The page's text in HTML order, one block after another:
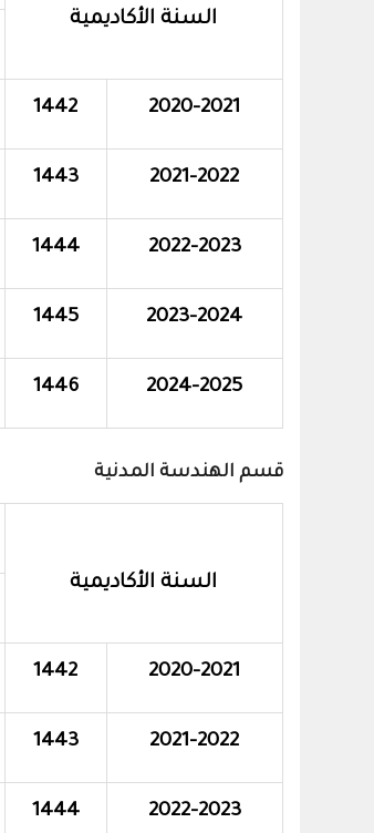
السنة الأكاديمية
2020-2021
1442
2021-2022
1443
2022-2023
1444
2023-2024
1445
2024-2025
1446
قسم الهندسة المدنية
السنة الأكاديمية
2020-2021
1442
2021-2022
1443
2022-2023
1444